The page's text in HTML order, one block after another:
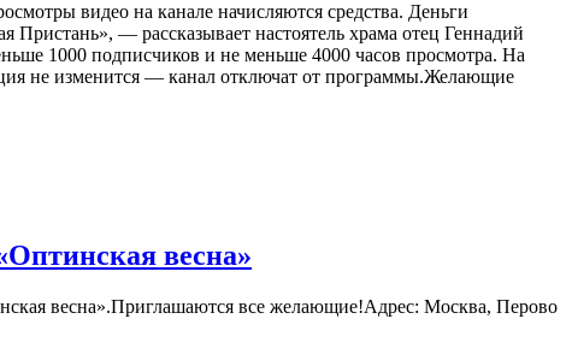
видео на канале начисляются средства. Деньги
— рассказывает настоятель храма отец Геннадий
1000 подписчиков и не меньше 4000 часов просмотра. На
не изменится — канал отключат от программы.Желающие
весна»
весна».Приглашаются все желающие!Адрес: Москва, Перово